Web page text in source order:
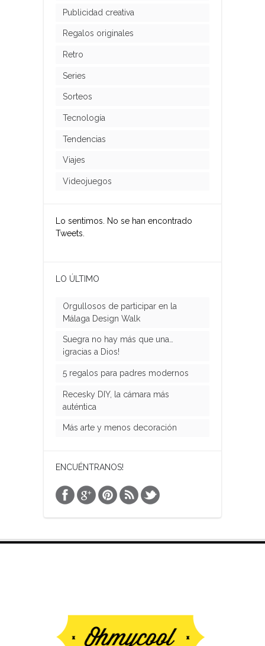
Publicidad creativa
Regalos originales
Retro
Series
Sorteos
Tecnología
Tendencias
Viajes
Videojuegos
Lo sentimos. No se han encontrado
Tweets.
LO ÚLTIMO
Orgullosos de participar en la
Málaga Design Walk
Suegra no hay más que una…
¡gracias a Dios!
5 regalos para padres modernos
Recesky DIY, la cámara más
auténtica
Más arte y menos decoración
ENCUÉNTRANOS!